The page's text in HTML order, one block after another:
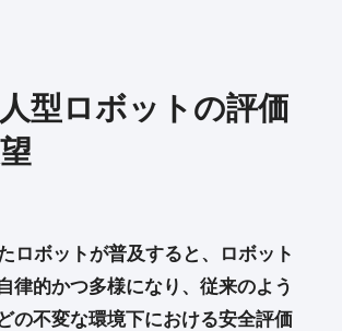
型ロボットの評価
ロボットが普及すると、ロボット
律的かつ多様になり、従来のよう
の不変な環境下における安全評価